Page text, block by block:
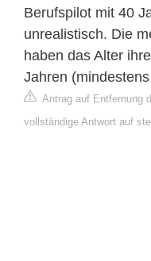
Berufspilot mit 40
unrealistisch. Die
haben das Alter
Jahren
Antrag auf Entfernung
vollständige Antwort auf